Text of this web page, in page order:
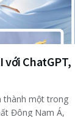
với ChatGPT,
thành một trong
Đông Nam Á,